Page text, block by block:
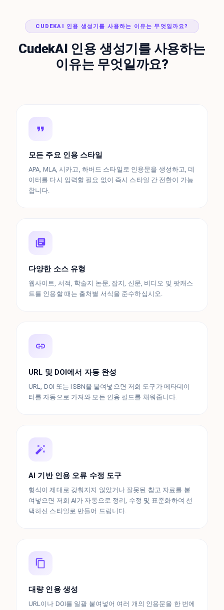
CUDEKAI 인용 생성기를 사용하는 이유는 무엇일까요?
CudekAI 인용 생성기를 사용하는
이유는 무엇일까요?
모든 주요 인용 스타일
APA, MLA, 시카고, 하버드 스타일로 인용문을 생성하고, 데
이터를 다시 입력할 필요 없이 즉시 스타일 간 전환이 가능
합니다.
다양한 소스 유형
웹사이트, 서적, 학술지 논문, 잡지, 신문, 비디오 및 팟캐스
트를 인용할 때는 출처별 서식을 준수하십시오.
URL 및 DOI에서 자동 완성
URL, DOI 또는 ISBN을 붙여넣으면 저희 도구가 메타데이
터를 자동으로 가져와 모든 인용 필드를 채워줍니다.
AI 기반 인용 오류 수정 도구
형식이 제대로 갖춰지지 않았거나 잘못된 참고 자료를 붙
여넣으면 저희 AI가 자동으로 정리, 수정 및 표준화하여 선
택하신 스타일로 만들어 드립니다.
대량 인용 생성
URL이나 DOI를 일괄 붙여넣어 여러 개의 인용문을 한 번에